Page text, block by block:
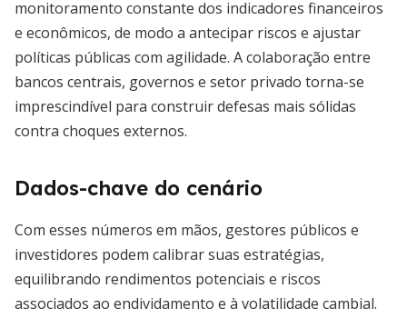
monitoramento constante dos indicadores financeiros
e econômicos, de modo a antecipar riscos e ajustar
políticas públicas com agilidade. A colaboração entre
bancos centrais, governos e setor privado torna-se
imprescindível para construir defesas mais sólidas
contra choques externos.
Dados-chave do cenário
Com esses números em mãos, gestores públicos e
investidores podem calibrar suas estratégias,
equilibrando rendimentos potenciais e riscos
associados ao endividamento e à volatilidade cambial.